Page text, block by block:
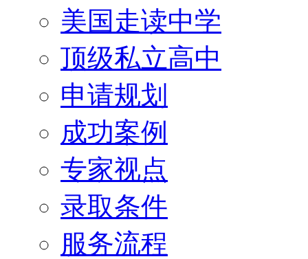
美国走读中学
顶级私立高中
申请规划
成功案例
专家视点
录取条件
服务流程